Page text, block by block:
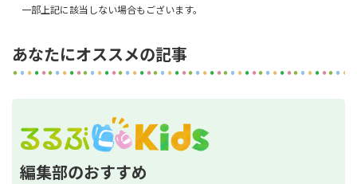
一部上記に該当しない場合もございます。
あなたにオススメの記事
編集部のおすすめ